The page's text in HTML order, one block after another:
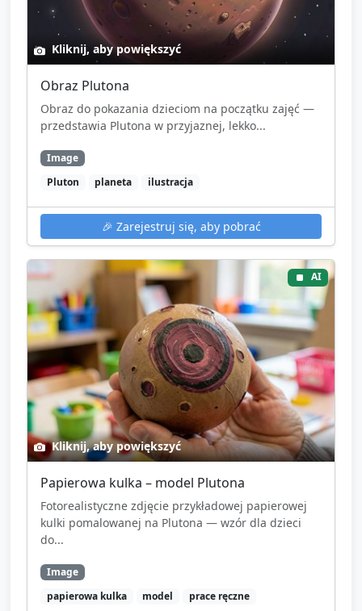
Kliknij, aby powiększyć
Obraz Plutona
Obraz do pokazania dzieciom na początku zajęć —
przedstawia Plutona w przyjaznej, lekko...
Image
Pluton
planeta ilustracja
🎉 Zarejestruj się, aby pobrać
AI
Kliknij, aby powiększyć
Papierowa kulka – model Plutona
Fotorealistyczne zdjęcie przykładowej papierowej
kulki pomalowanej na Plutona — wzór dla dzieci
do...
Image
papierowa kulka
model prace ręczne